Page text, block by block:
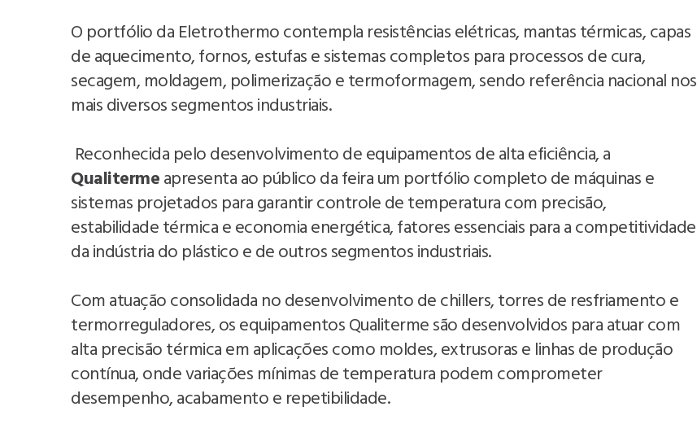
O portfólio da Eletrothermo contempla resistências elétricas, mantas térmicas, capas
de aquecimento, fornos, estufas e sistemas completos para processos de cura,
secagem, moldagem, polimerização e termoformagem, sendo referência nacional nos
mais diversos segmentos industriais.
Reconhecida pelo desenvolvimento de equipamentos de alta eficiência, a
Qualitermeapresenta ao público da feira um portfólio completo de máquinas e
sistemas projetados para garantir controle de temperatura com precisão,
estabilidade térmica e economia energética, fatores essenciais para a competitividade
da indústria do plástico e de outros segmentos industriais.
Com atuação consolidada no desenvolvimento de chillers, torres de resfriamento e
termorreguladores, os equipamentos Qualiterme são desenvolvidos para atuar com
alta precisão térmica em aplicações como moldes, extrusoras e linhas de produção
contínua, onde variações mínimas de temperatura podem comprometer
desempenho, acabamento e repetibilidade.